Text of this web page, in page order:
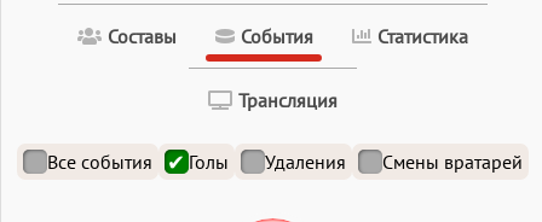
Составы События Статистика
Трансляция
Все события Голы Удаления Смены вратарей